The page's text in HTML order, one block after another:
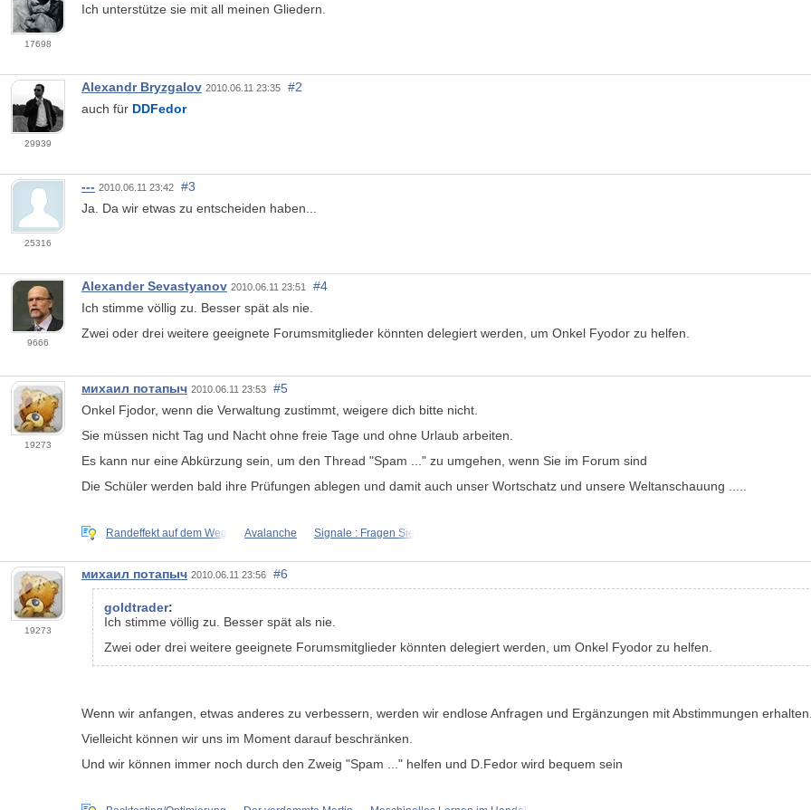
17698
Ich unterstütze sie mit all meinen Gliedern.
29939
Alexandr Bryzgalov 2010.06.11 23:35
#2
auch für DDFedor
25316
--- 2010.06.11 23:42
#3
Ja. Da wir etwas zu entscheiden haben...
9666
Alexander Sevastyanov 2010.06.11 23:51
#4
Ich stimme völlig zu. Besser spät als nie.
Zwei oder drei weitere geeignete Forumsmitglieder könnten delegiert werden, um Onkel Fyodor zu helfen.
19273
михаил потапыч 2010.06.11 23:53
#5
Onkel Fjodor, wenn die Verwaltung zustimmt, weigere dich bitte nicht.
Sie müssen nicht Tag und Nacht ohne freie Tage und ohne Urlaub arbeiten.
Es kann nur eine Abkürzung sein, um den Thread "Spam ..." zu umgehen, wenn Sie im Forum sind
Die Schüler werden bald ihre Prüfungen ablegen und damit auch unser Wortschatz und unsere Weltanschauung .....
Randeffekt auf dem Weg Avalanche Signale : Fragen Sie
19273
михаил потапыч 2010.06.11 23:56 #6
goldtrader:
Ich stimme völlig zu. Besser spät als nie.
Zwei oder drei weitere geeignete Forumsmitglieder könnten delegiert werden, um Onkel Fyodor zu helfen.
Wenn wir anfangen, etwas anderes zu verbessern, werden wir endlose Anfragen und Ergänzungen mit Abstimmungen
Vielleicht können wir uns im Moment darauf beschränken.
Und wir können immer noch durch den Zweig "Spam ..." helfen und D.Fedor wird bequem sein